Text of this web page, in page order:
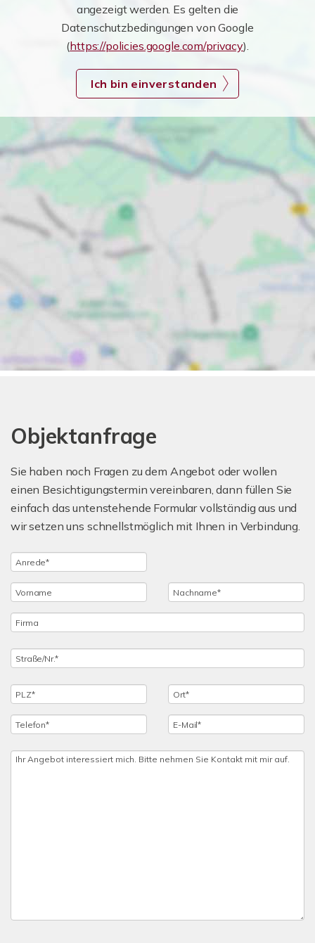
angezeigt werden. Es gelten die
Datenschutzbedingungen von Google
(https://policies.google.com/privacy).
Ich bin einverstanden
Objektanfrage
Sie haben noch Fragen zu dem Angebot oder wollen
einen Besichtigungstermin vereinbaren, dann füllen Sie
einfach das untenstehende Formular vollständig aus und
wir setzen uns schnellstmöglich mit Ihnen in Verbindung.